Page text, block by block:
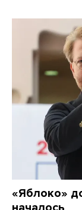
«Яблоко»